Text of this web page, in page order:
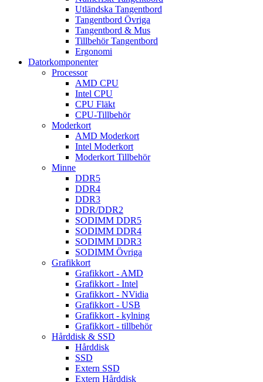
Utländska Tangentbord
Tangentbord Övriga
Tangentbord & Mus
Tillbehör Tangentbord
Ergonomi
Datorkomponenter
Processor
AMD CPU
Intel CPU
CPU Fläkt
CPU-Tillbehör
Moderkort
AMD Moderkort
Intel Moderkort
Moderkort Tillbehör
Minne
DDR5
DDR4
DDR3
DDR/DDR2
SODIMM DDR5
SODIMM DDR4
SODIMM DDR3
SODIMM Övriga
Grafikkort
Grafikkort - AMD
Grafikkort - Intel
Grafikkort - NVidia
Grafikkort - USB
Grafikkort - kylning
Grafikkort - tillbehör
Hårddisk & SSD
Hårddisk
SSD
Extern SSD
Extern Hårddisk